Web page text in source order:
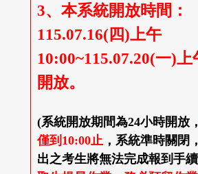
3、本系統開放時間：
115.07.16(四)上午
10:00~115.07.20(一)
開放。
(系統開放期間為24小時開放
僅到10:00止 ，系統準時關閉
出之考生將無法完成報到手續